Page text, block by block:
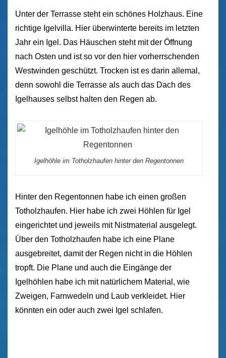
Unter der Terrasse steht ein schönes Holzhaus. Eine
richtige Igelvilla. Hier überwinterte bereits im letzten
Jahr ein Igel. Das Häuschen steht mit der Öffnung
nach Osten und ist so vor den hier vorherrschenden
Westwinden geschützt. Trocken ist es darin allemal,
denn sowohl die Terrasse als auch das Dach des
Igelhauses selbst halten den Regen ab.
Igelhöhle im Totholzhaufen hinter den Regentonnen
Hinter den Regentonnen habe ich einen großen
Totholzhaufen. Hier habe ich zwei Höhlen für Igel
eingerichtet und jeweils mit Nistmaterial ausgelegt.
Über den Totholzhaufen habe ich eine Plane
ausgebreitet, damit der Regen nicht in die Höhlen
tropft. Die Plane und auch die Eingänge der
Igelhöhlen habe ich mit natürlichem Material, wie
Zweigen, Farnwedeln und Laub verkleidet. Hier
könnten ein oder auch zwei Igel schlafen.